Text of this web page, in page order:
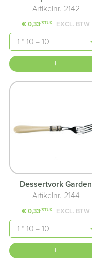
Artikelnr. 2142
€ 0,33/STUK EXCL. BTW
Aantal
+
Dessertvork Garden
Artikelnr. 2144
€ 0,33/STUK EXCL. BTW
Aantal
+